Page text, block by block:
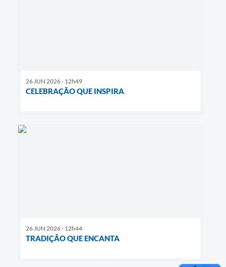
26 JUN 2026 - 12h49
CELEBRAÇÃO QUE INSPIRA
26 JUN 2026 - 12h44
TRADIÇÃO QUE ENCANTA